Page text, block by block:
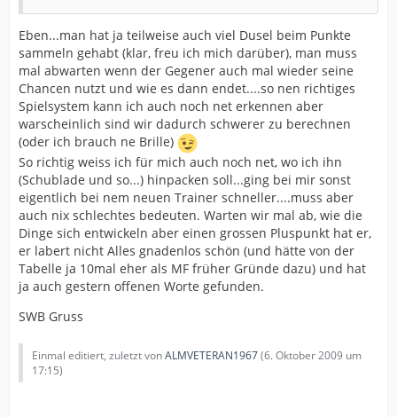
Eben...man hat ja teilweise auch viel Dusel beim Punkte
sammeln gehabt (klar, freu ich mich darüber), man muss
mal abwarten wenn der Gegener auch mal wieder seine
Chancen nutzt und wie es dann endet....so nen richtiges
Spielsystem kann ich auch noch net erkennen aber
warscheinlich sind wir dadurch schwerer zu berechnen
(oder ich brauch ne Brille)
So richtig weiss ich für mich auch noch net, wo ich ihn
(Schublade und so...) hinpacken soll...ging bei mir sonst
eigentlich bei nem neuen Trainer schneller....muss aber
auch nix schlechtes bedeuten. Warten wir mal ab, wie die
Dinge sich entwickeln aber einen grossen Pluspunkt hat er,
er labert nicht Alles gnadenlos schön (und hätte von der
Tabelle ja 10mal eher als MF früher Gründe dazu) und hat
ja auch gestern offenen Worte gefunden.
SWB Gruss
Einmal editiert, zuletzt vonALMVETERAN1967(6. Oktober 2009 um
17:15)